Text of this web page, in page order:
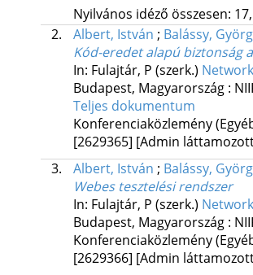
Nyilvános idéző összesen:
2.
Albert, István ; Balássy,
Kód-eredet alapú biztonság
In: Fulajtár, P (szerk.)
Budapest, Magyarország :
Teljes dokumentum
Konferenciaközlemény
[2629365] [Admin
3.
Albert, István ; Balássy,
Webes tesztelési rendszer
In: Fulajtár, P (szerk.)
Budapest, Magyarország :
Konferenciaközlemény
[2629366] [Admin